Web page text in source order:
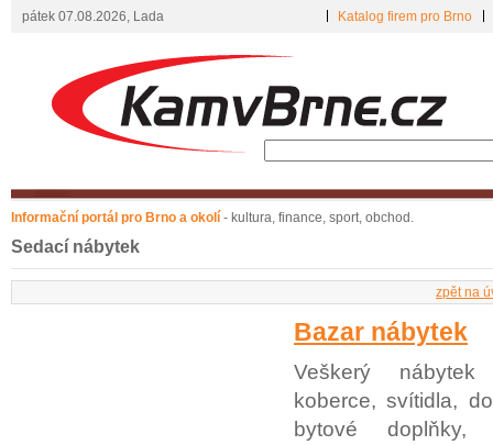
Informační portál pro Brno a okolí - kultura, finance, sport, obchod.
Katalog firem pro Brno
pátek 07.08.2026, Lada
Sedací nábytek
zpět na
Bazar nábytek
Veškerý nábytek
koberce, svítidla,
bytové